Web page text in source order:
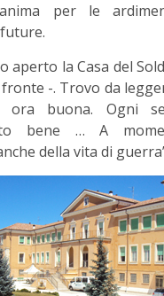
per le
aperto la Casa del
-. Trovo da
ora buona. Ogni
bene … A
della vita di